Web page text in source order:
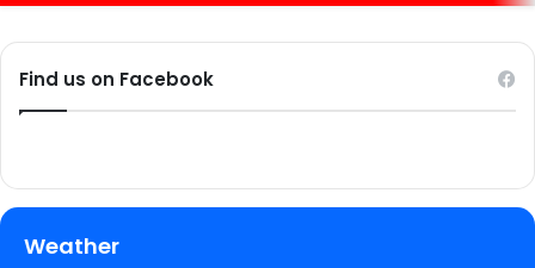
Find us on Facebook
Weather